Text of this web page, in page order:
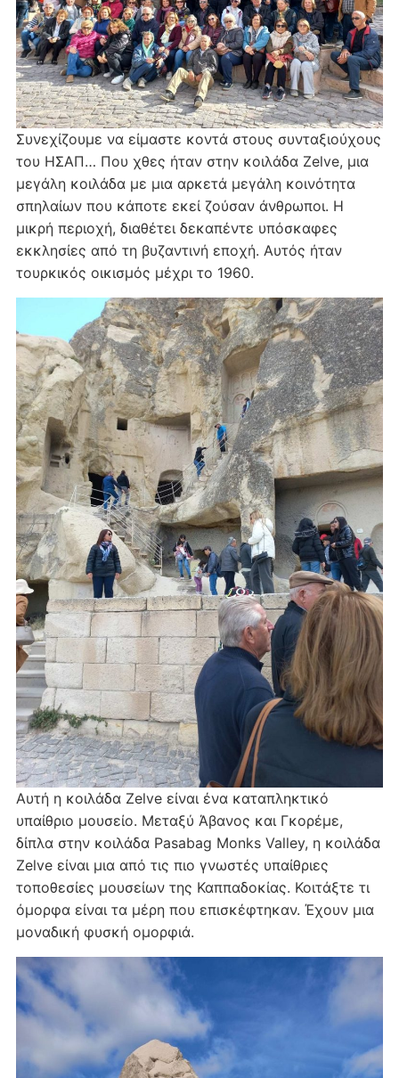
Συνεχίζουμε να είμαστε κοντά στους συνταξιούχους
του ΗΣΑΠ… Που χθες ήταν στην κοιλάδα Zelve, μια
μεγάλη κοιλάδα με μια αρκετά μεγάλη κοινότητα
σπηλαίων που κάποτε εκεί ζούσαν άνθρωποι. Η
μικρή περιοχή, διαθέτει δεκαπέντε υπόσκαφες
εκκλησίες από τη βυζαντινή εποχή. Αυτός ήταν
τουρκικός οικισμός μέχρι το 1960.
Αυτή η κοιλάδα Zelve είναι ένα καταπληκτικό
υπαίθριο μουσείο. Μεταξύ Άβανος και Γκορέμε,
δίπλα στην κοιλάδα Pasabag Monks Valley, η κοιλάδα
Zelve είναι μια από τις πιο γνωστές υπαίθριες
τοποθεσίες μουσείων της Καππαδοκίας. Κοιτάξτε τι
όμορφα είναι τα μέρη που επισκέφτηκαν. Έχουν μια
μοναδική φυσκή ομορφιά.